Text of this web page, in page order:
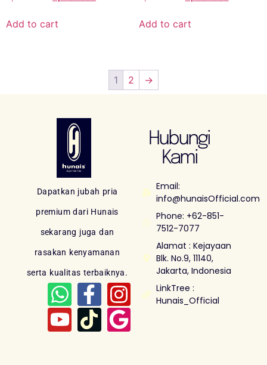
Add to cart Add to cart
1 2 →
Dapatkan jubah pria
premium dari Hunais
sekarang juga dan
rasakan kenyamanan
serta kualitas terbaiknya.
Hubungi
Kami
Email:
info@hunaisOfficial.com
Phone: +62-851-
7512-7077
Alamat : Kejayaan
Blk. No.9, 11140,
Jakarta, Indonesia
LinkTree :
Hunais_Official